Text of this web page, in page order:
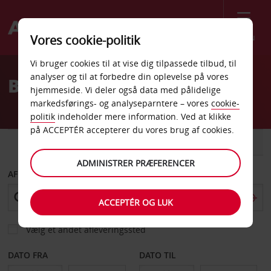
Menu
Welcome
AvisBilleje Epinal
AFHENT FRA
Vælg et andet afleveringssted
DATO FRA DATO TIL
Vores cookie-politik
Vi bruger cookies til at vise dig tilpassede tilbud, til
analyser og til at forbedre din oplevelse på vores
hjemmeside. Vi deler også data med pålidelige
markedsførings- og analyseparntere – vores cookie-
politik indeholder mere information. Ved at klikke
på ACCEPTÉR accepterer du vores brug af cookies.
ADMINISTRER PRÆFERENCER
ACCEPTÉR OG LUK